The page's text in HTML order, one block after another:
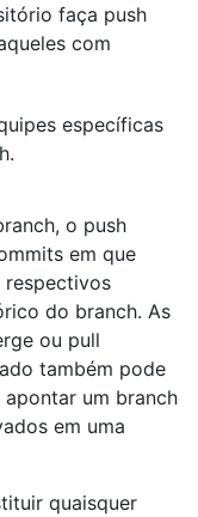
faça push
com
específicas
o push
em que
respectivos
do branch. As
ou pull
também pode
um branch
em uma
quaisquer